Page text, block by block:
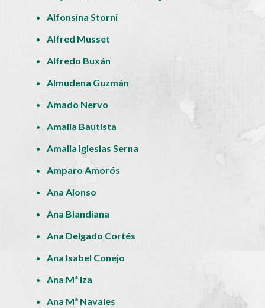
Alfonsina Storni
Alfred Musset
Alfredo Buxán
Almudena Guzmán
Amado Nervo
Amalia Bautista
Amalia Iglesias Serna
Amparo Amorós
Ana Alonso
Ana Blandiana
Ana Delgado Cortés
Ana Isabel Conejo
Ana Mª Iza
Ana Mª Navales